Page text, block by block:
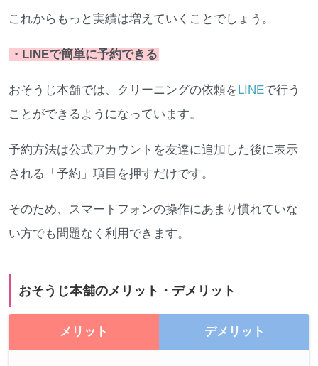
これからもっと実績は増えていくことでしょう。
・LINEで簡単に予約できる
おそうじ本舗では、クリーニングの依頼をLINEで行う
ことができるようになっています。
予約方法は公式アカウントを友達に追加した後に表示
される「予約」項目を押すだけです。
そのため、スマートフォンの操作にあまり慣れていな
い方でも問題なく利用できます。
おそうじ本舗のメリット・デメリット
メリット デメリット